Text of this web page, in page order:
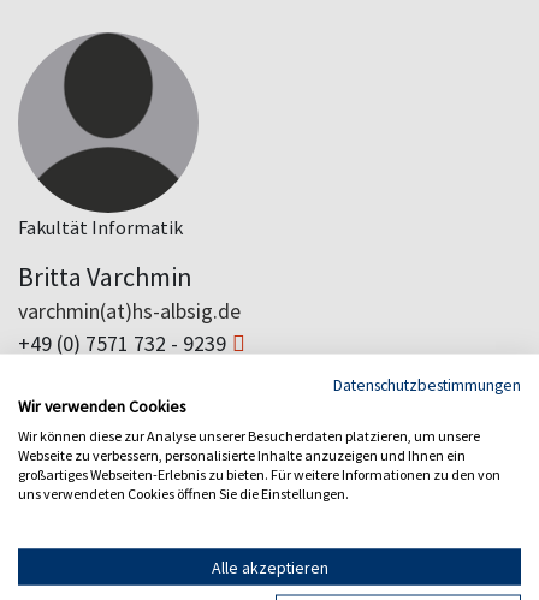
Fakultät Informatik
Britta Varchmin
varchmin(at)hs-albsig.de
+49 (0) 7571 732 - 9239
Studiendekan Digitale Forensik
Datenschutzbestimmungen
Wir verwenden Cookies
Wir können diese zur Analyse unserer Besucherdaten platzieren, um unsere
Webseite zu verbessern, personalisierte Inhalte anzuzeigen und Ihnen ein
großartiges Webseiten-Erlebnis zu bieten. Für weitere Informationen zu den von
uns verwendeten Cookies öffnen Sie die Einstellungen.
Alle akzeptieren